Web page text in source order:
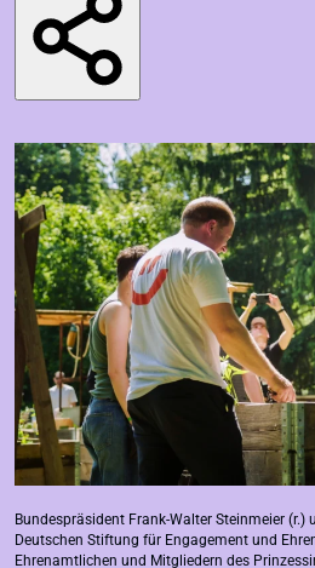
More
Easy language
FAQ
Press
Contact
Bundespräsident Frank-Walter Steinmeier
Deutschen Stiftung für Engagement und
Ehrenamtlichen und Mitgliedern des